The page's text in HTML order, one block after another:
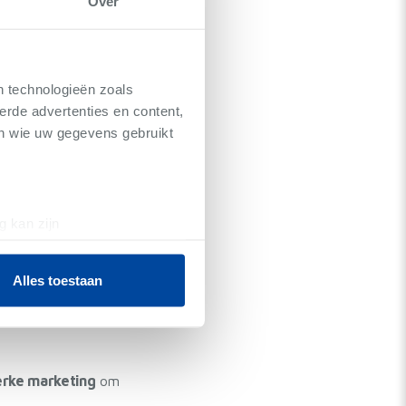
technologieën zoals
advertenties en content,
wie uw gegevens gebruikt
partners voor social
die u aan ze heeft
Alles toestaan
marketing om